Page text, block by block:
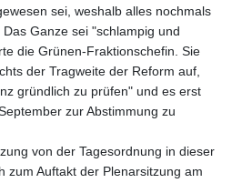
sei, weshalb alles nochmals
Ganze sei "schlampig und
die Grünen-Fraktionschefin. Sie
der Tragweite der Reform auf,
gründlich zu prüfen" und es erst
zur Abstimmung zu
von der Tagesordnung in dieser
zum Auftakt der Plenarsitzung am